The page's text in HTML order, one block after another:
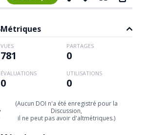
Métriques
VUES
781
PARTAGES
0
ÉVALUATIONS
0
UTILISATIONS
0
(Aucun DOI n'a été enregistré pour la
Discussion,
il ne peut pas avoir d'altmétriques.)